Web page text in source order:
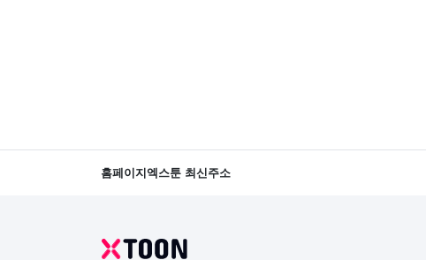
홈페이지 엑스툰 최신주소